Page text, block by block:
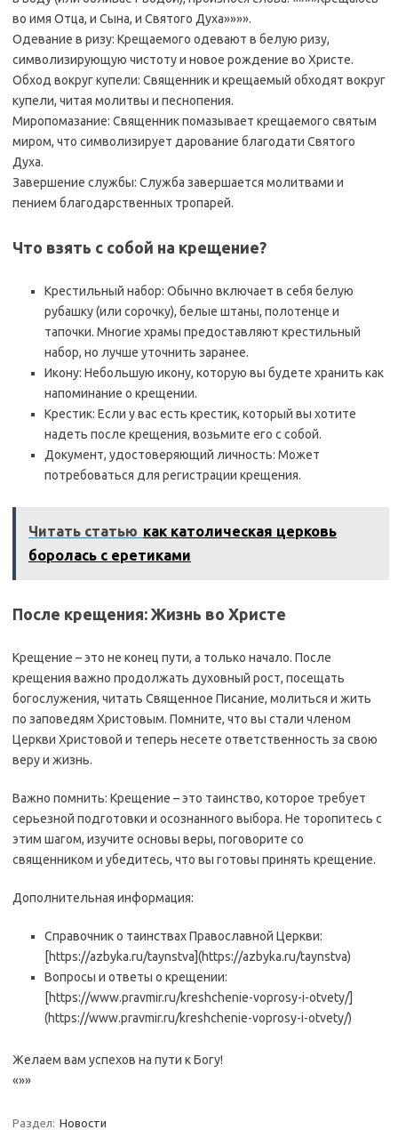
во имя Отца, и Сына, и Святого Духа»»»».
Одевание в ризу: Крещаемого одевают в белую ризу,
символизирующую чистоту и новое рождение во Христе.
Обход вокруг купели: Священник и крещаемый обходят вокруг
купели, читая молитвы и песнопения.
Миропомазание: Священник помазывает крещаемого святым
миром, что символизирует дарование благодати Святого
Духа.
Завершение службы: Служба завершается молитвами и
пением благодарственных тропарей.
Что взять с собой на крещение?
Крестильный набор: Обычно включает в себя белую
рубашку (или сорочку), белые штаны, полотенце и
тапочки. Многие храмы предоставляют крестильный
набор, но лучше уточнить заранее.
Икону: Небольшую икону, которую вы будете хранить как
напоминание о крещении.
Крестик: Если у вас есть крестик, который вы хотите
надеть после крещения, возьмите его с собой.
Документ, удостоверяющий личность: Может
потребоваться для регистрации крещения.
Читать статью как католическая церковь
боролась с еретиками
После крещения: Жизнь во Христе
Крещение – это не конец пути, а только начало. После
крещения важно продолжать духовный рост, посещать
богослужения, читать Священное Писание, молиться и жить
по заповедям Христовым. Помните, что вы стали членом
Церкви Христовой и теперь несете ответственность за свою
веру и жизнь.
Важно помнить: Крещение – это таинство, которое требует
серьезной подготовки и осознанного выбора. Не торопитесь с
этим шагом, изучите основы веры, поговорите со
священником и убедитесь, что вы готовы принять крещение.
Дополнительная информация:
Справочник о таинствах Православной Церкви:
[https://azbyka.ru/taynstva](https://azbyka.ru/taynstva)
Вопросы и ответы о крещении:
[https://www.pravmir.ru/kreshchenie-voprosy-i-otvety/]
(https://www.pravmir.ru/kreshchenie-voprosy-i-otvety/)
Желаем вам успехов на пути к Богу!
«»»
Раздел: Новости